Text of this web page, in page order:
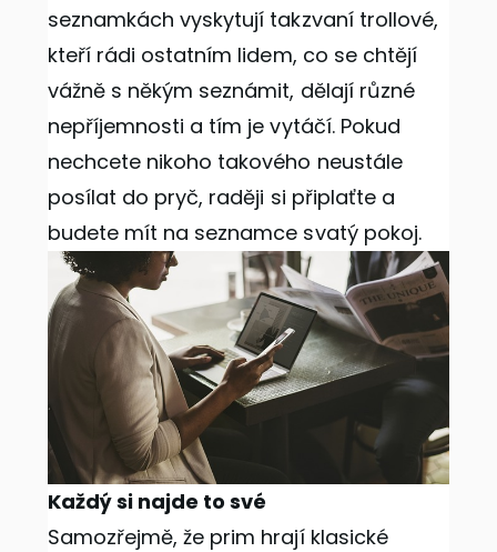
seznamkách vyskytují takzvaní trollové,
kteří rádi ostatním lidem, co se chtějí
vážně s někým seznámit, dělají různé
nepříjemnosti a tím je vytáčí. Pokud
nechcete nikoho takového neustále
posílat do pryč, raději si připlaťte a
budete mít na seznamce svatý pokoj.
Každý si najde to své
Samozřejmě, že prim hrají klasické